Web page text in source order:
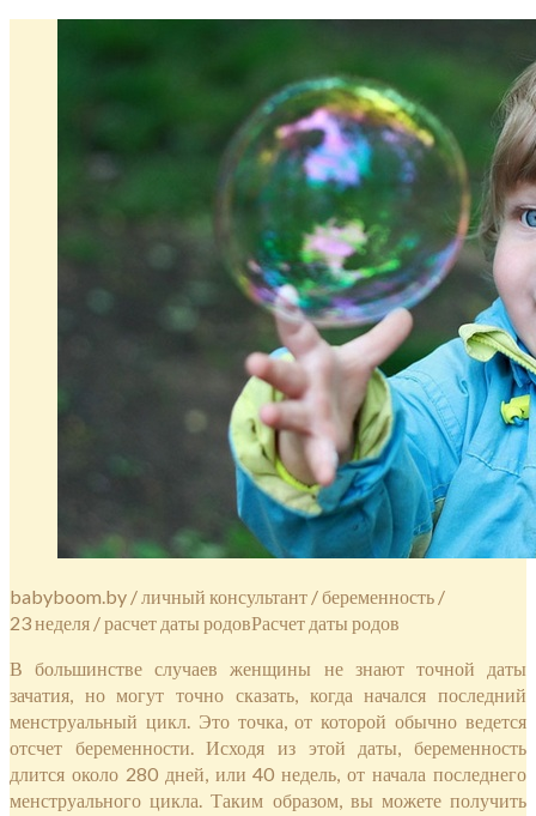
babyboom.by / личный консультант / беременность /
23 неделя / расчет даты родовРасчет даты родов
В большинстве случаев женщины не знают точной даты
зачатия, но могут точно сказать, когда начался последний
менструальный цикл. Это точка, от которой обычно ведется
отсчет беременности. Исходя из этой даты, беременность
длится около 280 дней, или 40 недель, от начала последнего
менструального цикла. Таким образом, вы можете получить